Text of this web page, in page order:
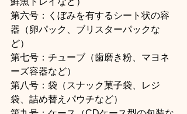
第六号：くぼみを有するシート状の容
器（卵パック、ブリスターパックな
ど）
第七号：チューブ（歯磨き粉、マヨネ
ーズ容器など）
第八号：袋（スナック菓子袋、レジ
袋、詰め替えパウチなど）